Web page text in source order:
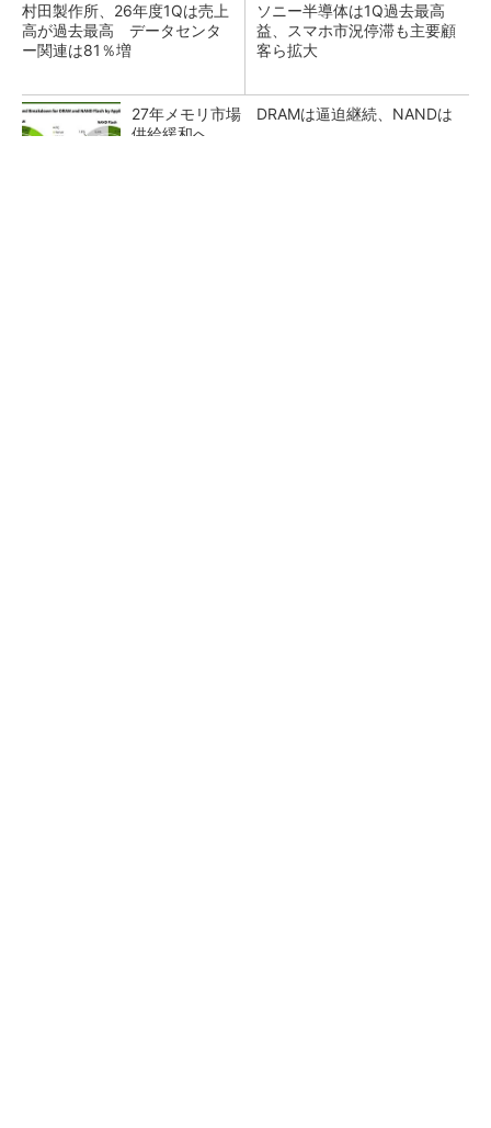
村田製作所、26年度1Qは売上
高が過去最高 データセンタ
ー関連は81％増
ソニー半導体は1Q過去最高
益、スマホ市況停滞も主要顧
客ら拡大
27年メモリ市場 DRAMは逼迫継続、NANDは
供給緩和へ